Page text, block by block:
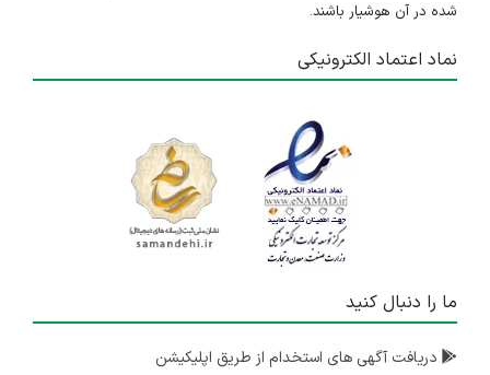
استخدام گروه پوشاک میلادمهر(فروشنده پوشاک خانم)
اصفهان
۷ سال پیش
شده در آن هوشیار باشند.
نماد اعتماد الکترونیکی
ما را دنبال کنید
دریافت آگهی های استخدام از طریق اپلیکیشن